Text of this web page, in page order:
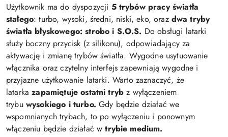
Użytkownik ma do dyspozycji 5 trybów pracy światła
stałego: turbo, wysoki, średni, niski, eko, oraz dwa tryby
światła błyskowego: strobo i S.O.S. Do obsługi latarki
służy boczny przycisk (z silikonu), odpowiadający za
aktywację i zmianę trybów światła. Wygodne usytuowanie
włącznika oraz czytelny interfejs zapewniają wygodne i
przyjazne użytkowanie latarki. Warto zaznaczyć, że
latarka zapamiętuje ostatni tryb z wyłączeniem
trybu wysokiego i turbo. Gdy będzie działać we
wspomnianych trybach, to po wyłączeniu i ponownym
włączeniu będzie działać w trybie medium.